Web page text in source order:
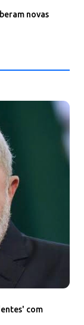
novas
com